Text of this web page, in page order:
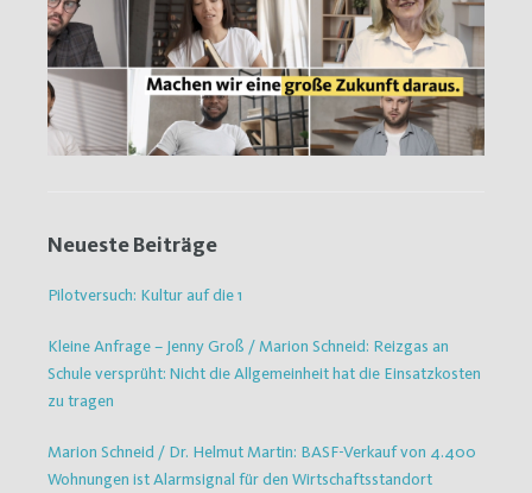
Neueste Beiträge
Pilotversuch: Kultur auf die 1
Kleine Anfrage – Jenny Groß / Marion Schneid: Reizgas an
Schule versprüht: Nicht die Allgemeinheit hat die Einsatzkosten
zu tragen
Marion Schneid / Dr. Helmut Martin: BASF-Verkauf von 4.400
Wohnungen ist Alarmsignal für den Wirtschaftsstandort